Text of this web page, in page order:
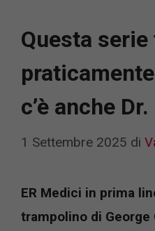
Questa serie
c’è anche
1 Settembre 2025 di
ER Medici in prima
trampolino di George